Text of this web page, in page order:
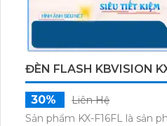
ĐÈN FLASH KBVISION
30%
Liên Hệ
Sản phẩm KX-F16FL là sản